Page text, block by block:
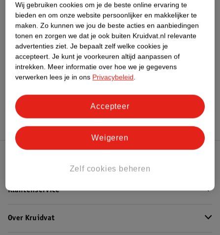
Bestel & Bezorginformatie
Bekijk ook
MeerAxe Alle Deospray
Hoe controleren wij de reviews?
Klantenservice
Over Kruidvat
Wij gebruiken cookies om je de beste online ervaring te
bieden en om onze website persoonlijker en makkelijker te
maken. Zo kunnen we jou de beste acties en aanbiedingen
tonen en zorgen we dat je ook buiten Kruidvat.nl relevante
advertenties ziet. Je bepaalt zelf welke cookies je
accepteert. Je kunt je voorkeuren altijd aanpassen of
intrekken. Meer informatie over hoe we je gegevens
verwerken lees je in ons Privacybeleid.
Zelf cookies beheren
Weigeren
Accepteer